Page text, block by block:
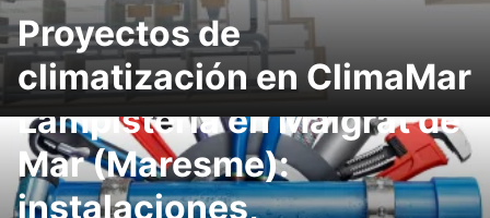
Proyectos de
climatización en ClimaMar
Lampistería en Malgrat de
Mar (Maresme):
instalaciones,